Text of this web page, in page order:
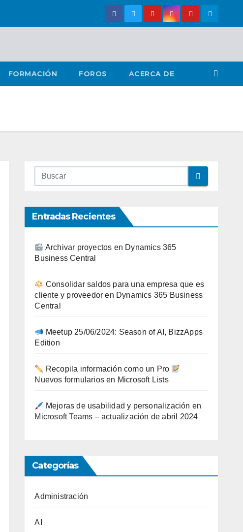
FORMACIÓN FOROS ACERCA DE
Entradas Recientes
Archivar proyectos en Dynamics 365
Business Central
Consolidar saldos para una empresa que es
cliente y proveedor en Dynamics 365 Business
Central
Meetup 25/06/2024: Season of AI, BizzApps
Edition
Recopila información como un Pro
Nuevos formularios en Microsoft Lists
Mejoras de usabilidad y personalización en
Microsoft Teams – actualización de abril 2024
Categorías
Administración
AI